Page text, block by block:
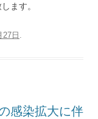
ます。
27日 .
感染拡大に伴